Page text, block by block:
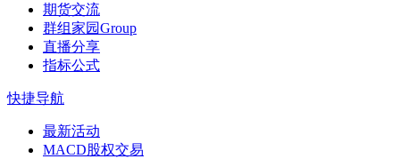
期货交流
群组家园Group
直播分享
指标公式
快捷导航
最新活动
MACD股权交易